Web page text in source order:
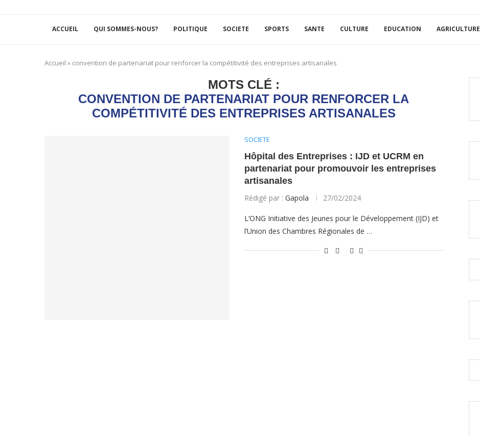
ACCUEIL QUI SOMMES-NOUS? POLITIQUE SOCIETE SPORTS SANTE CULTURE EDUCATION AGRICULTURE
Accueil » convention de partenariat pour renforcer la compétitivité des entreprises artisanales
MOTS CLÉ :
CONVENTION DE PARTENARIAT POUR RENFORCER LA
COMPÉTITIVITÉ DES ENTREPRISES ARTISANALES
SOCIETE
Hôpital des Entreprises : IJD et UCRM en
partenariat pour promouvoir les entreprises
artisanales
Rédigé par : Gapola 27/02/2024
L’ONG Initiative des Jeunes pour le Développement (IJD) et
l’Union des Chambres Régionales de …